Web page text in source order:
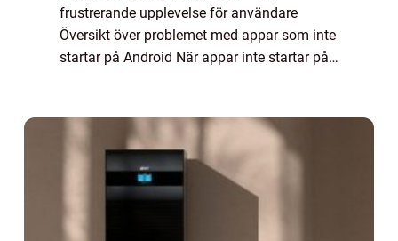
frustrerande upplevelse för användare
Översikt över problemet med appar som inte
startar på Android När appar inte startar på